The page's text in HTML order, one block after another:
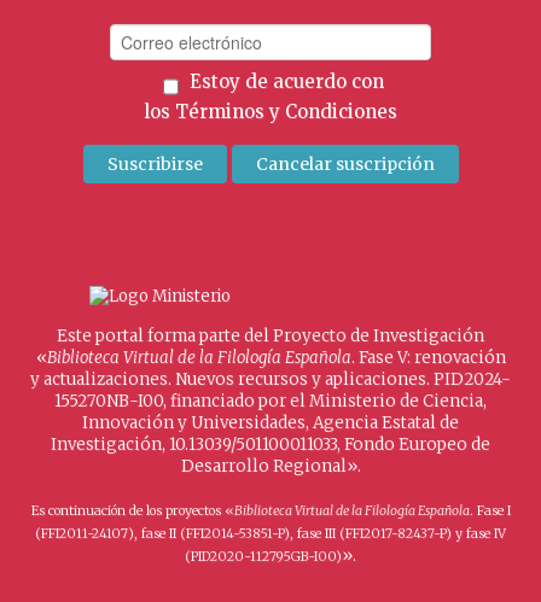
Estoy de acuerdo con
los Términos y Condiciones
Este portal forma parte del Proyecto de Investigación
«Biblioteca Virtual de la Filología Española. Fase V: renovación
y actualizaciones. Nuevos recursos y aplicaciones. PID2024-
155270NB-I00, financiado por el Ministerio de Ciencia,
Innovación y Universidades, Agencia Estatal de
Investigación, 10.13039/501100011033, Fondo Europeo de
Desarrollo Regional».
Es continuación de los proyectos «Biblioteca Virtual de la Filología Española. Fase I
(FFI2011-24107), fase II (FFI2014-53851-P), fase III (FFI2017-82437-P) y fase IV
(PID2020-112795GB-I00)».